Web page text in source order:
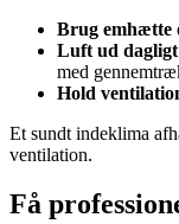
Brug emhætte
Luft ud dagligt
med
Hold
Et sundt indeklima
ventilation.
Få